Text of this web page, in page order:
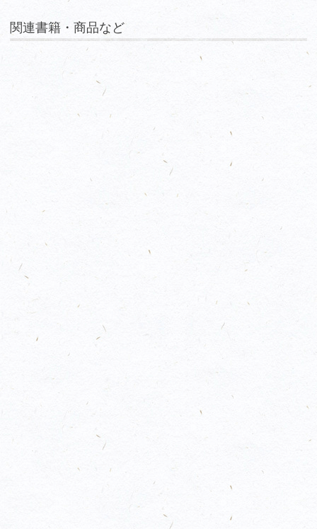
関連書籍・商品など